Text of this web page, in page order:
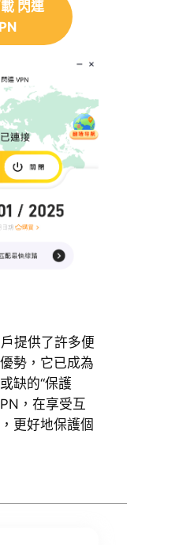
閃連
提供了許多便
勢，它已成為
缺的“保護
，在享受互
更好地保護個